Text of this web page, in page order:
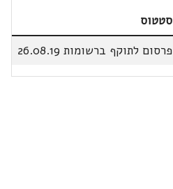
סטטוס
פרסום לתוקף ברשומות 26.08.19